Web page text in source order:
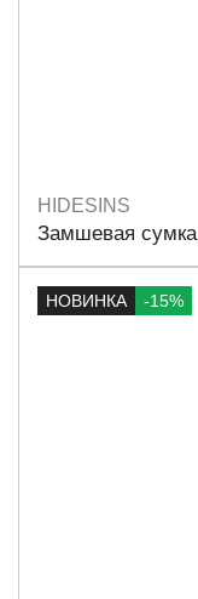
Размеры32х25
HIDESINS
Замшевая сумка
НОВИНКА -15%